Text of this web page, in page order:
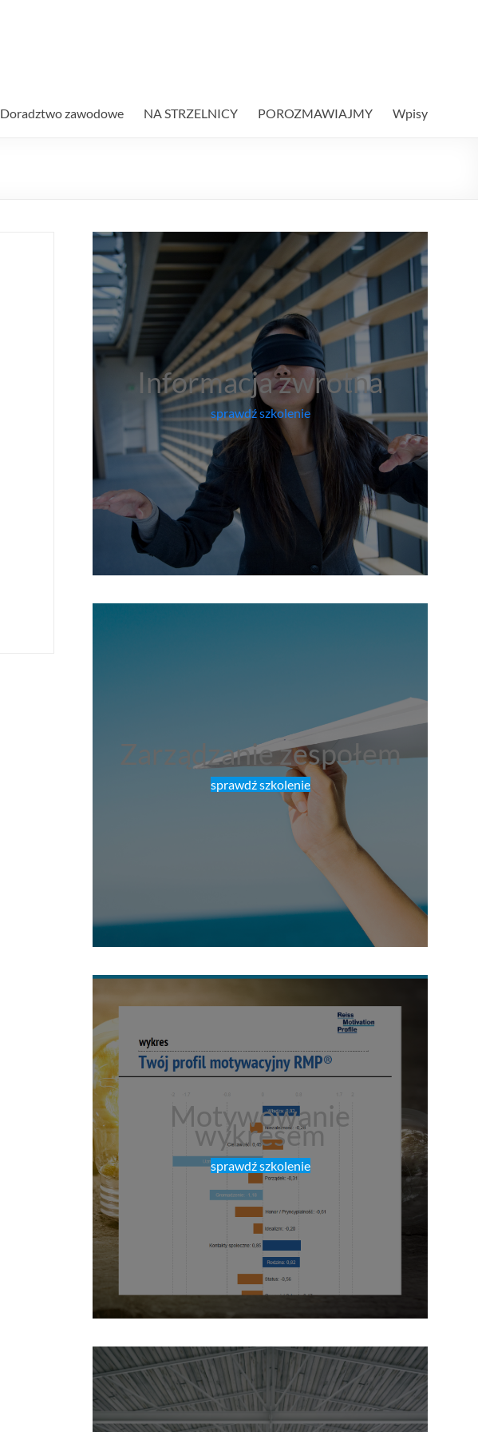
Doradztwo zawodowe NA STRZELNICY POROZMAWIAJMY Wpisy
Informacja zwrotna
sprawdź szkolenie
Zarządzanie zespołem
sprawdź szkolenie
Motywowanie
wykresem
sprawdź szkolenie